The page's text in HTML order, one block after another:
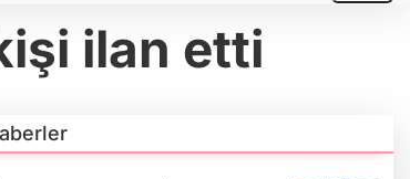
ilan etti